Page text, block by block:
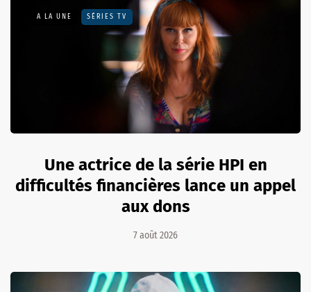
A LA UNE SÉRIES TV
Une actrice de la série HPI en
difficultés financières lance un appel
aux dons
7 août 2026